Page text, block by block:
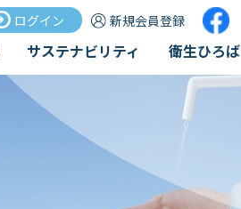
ログイン 新規会員登録
サステナビリティ 衛生ひろば